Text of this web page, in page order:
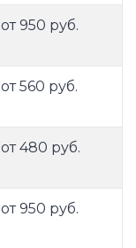
от 950 руб.
от 560 руб.
от 480 руб.
от 950 руб.